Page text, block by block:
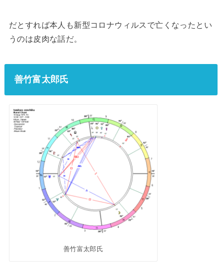
だとすれば本人も新型コロナウィルスで亡くなったとい
うのは皮肉な話だ。
善竹富太郎氏
善竹富太郎氏